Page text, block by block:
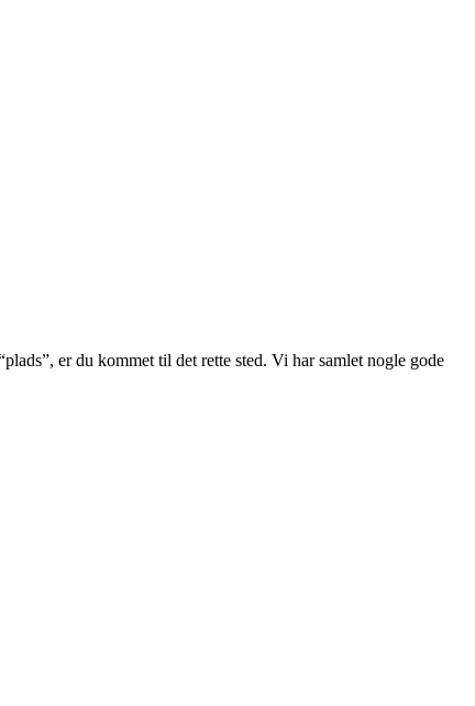
er du kommet til det rette sted. Vi har samlet nogle gode